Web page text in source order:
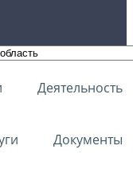
Деятельность
Документы